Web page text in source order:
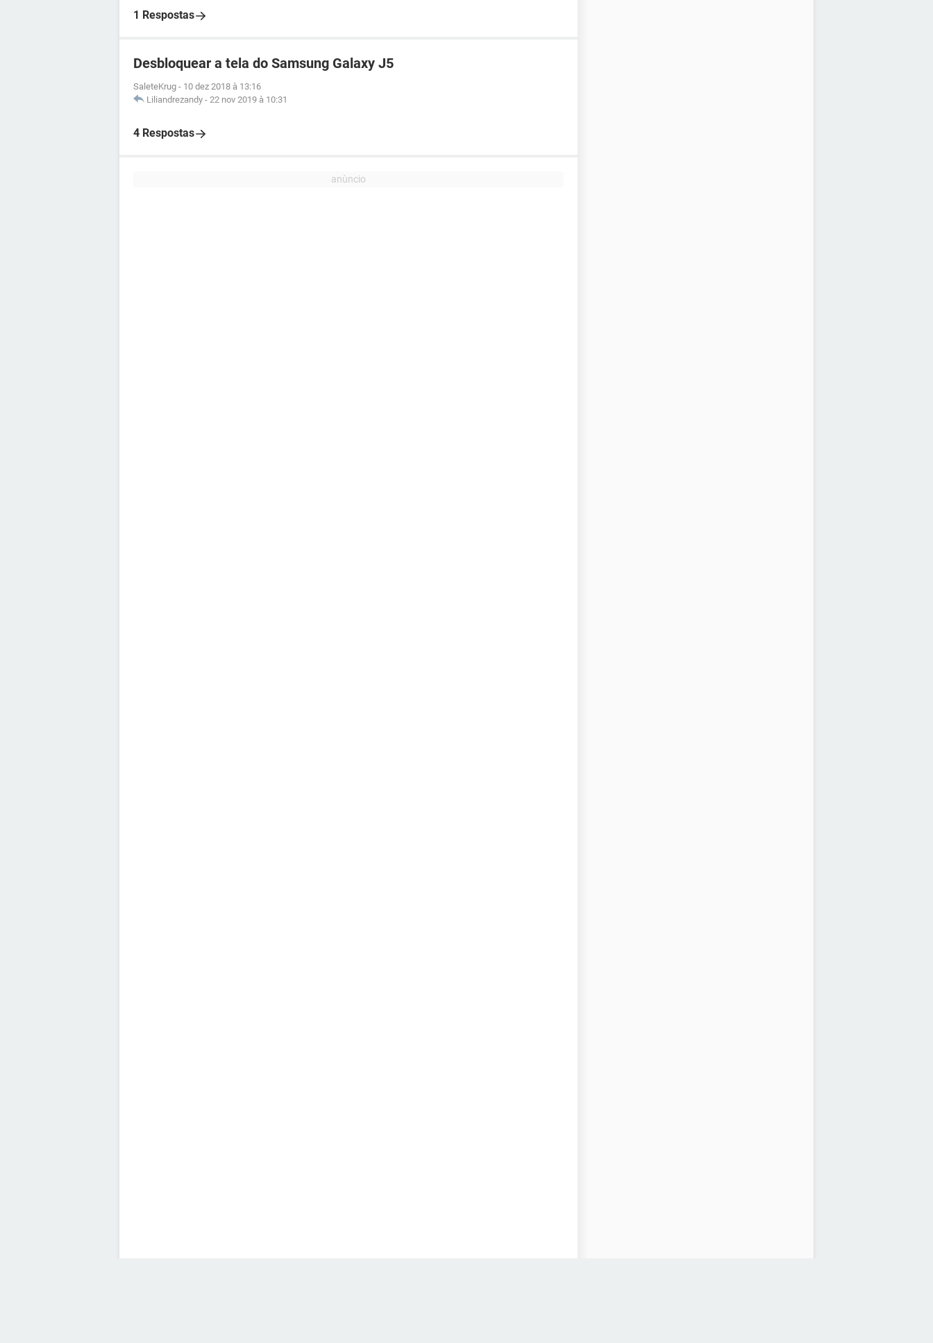
1 Respostas
Desbloquear a tela do Samsung Galaxy J5
SaleteKrug - 10 dez 2018 à 13:16
Liliandrezandy - 22 nov 2019 à 10:31
4 Respostas